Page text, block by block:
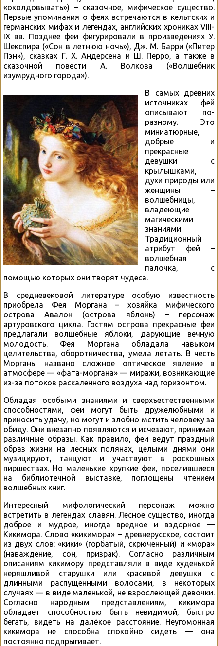
«околдовывать») – сказочное, мифическое существо.
Первые упоминания о феях встречаются в кельтских и
германских мифах и легендах, английских хрониках VIII-
IX вв. Позднее феи фигурировали в произведениях У.
Шекспира («Сон в летнюю ночь»), Дж. М. Барри («Питер
Пэн»), сказках Г. Х. Андерсена и Ш. Перро, а также в
сказочной повести А. Волкова («Волшебник
изумрудного города»).
В самых древних
источниках фей
описывают по-
разному. Это
миниатюрные,
добрые и
прекрасные
девушки с
крылышками,
духи природы или
женщины –
волшебницы,
владеющие
магическими
знаниями.
Традиционный
атрибут фей –
волшебная
палочка, с
помощью которых они творят чудеса.
В средневековой литературе особую известность
приобрела Фея Моргана – хозяйка мифического
острова Авалон (острова яблонь) – персонаж
артуровского цикла. Гостям острова прекрасные феи
предлагали волшебные яблоки, дарующие вечную
молодость. Фея Моргана обладала навыком
целительства, оборотничества, умела летать. В честь
Морганы названо сложное оптическое явление в
атмосфере — «фата-моргана» — миражи, возникающие
из-за потоков раскаленного воздуха над горизонтом.
Обладая особыми знаниями и сверхъестественными
способностями, феи могут быть дружелюбными и
приносить удачу, но могут и злобно мстить человеку за
обиду. Они внезапно появляются и исчезают, принимая
различные образы. Как правило, феи ведут праздный
образ жизни на лесных полянах, целыми днями они
музицируют, танцуют и участвуют в роскошных
пиршествах. Но маленькие хрупкие феи, поселившиеся
на библиотечной выставке, поглощены чтением
волшебных книг.
Интересный мифологический персонаж можно
встретить в легендах славян. Лесное существо, иногда
доброе и мудрое, иногда вредное и вздорное —
Кикимора. Слово «кикимора» – древнерусское, состоит
из двух слов: «кики» (горбатый, скрюченный) и «мора»
(наваждение, сон, призрак). Согласно различным
описаниям кикимору представляли в виде худенькой
неряшливой старушки или красивой девушки с
длинными распущенными волосами, в некоторых
случаях — в виде маленькой, не взрослеющей девочки.
Согласно народным представлениям, кикимора
обладает способностью быть невидимой, быстро
бегать, видеть на далёкое расстояние. Неугомонная
кикимора не способна спокойно сидеть — она
постоянно подпрыгивает.